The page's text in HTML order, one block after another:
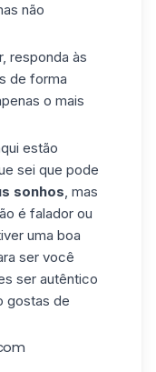
não
responda às
de forma
o mais
estão
sei que pode
sonhos , mas
é falador ou
uma boa
ser você
ser autêntico
gostas de